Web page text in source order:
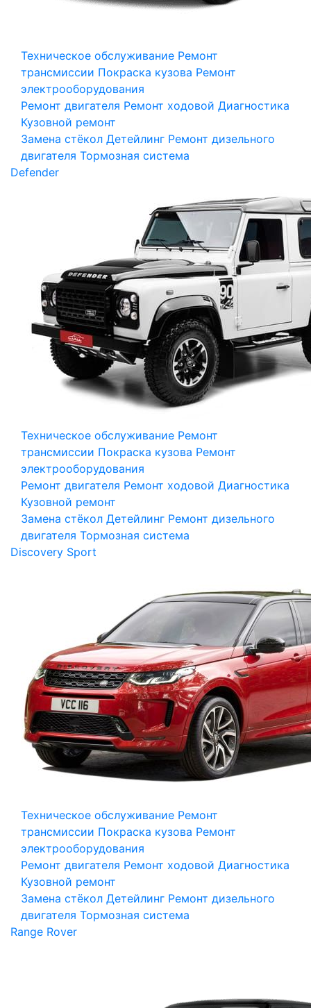
Техническое обслуживание Ремонт
трансмиссии Покраска кузова Ремонт
электрооборудования
Ремонт двигателя Ремонт ходовой Диагностика
Кузовной ремонт
Замена стёкол Детейлинг Ремонт дизельного
двигателя Тормозная система
Defender
Техническое обслуживание Ремонт
трансмиссии Покраска кузова Ремонт
электрооборудования
Ремонт двигателя Ремонт ходовой Диагностика
Кузовной ремонт
Замена стёкол Детейлинг Ремонт дизельного
двигателя Тормозная система
Discovery Sport
Техническое обслуживание Ремонт
трансмиссии Покраска кузова Ремонт
электрооборудования
Ремонт двигателя Ремонт ходовой Диагностика
Кузовной ремонт
Замена стёкол Детейлинг Ремонт дизельного
двигателя Тормозная система
Range Rover